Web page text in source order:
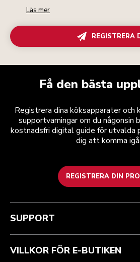
Läs mer
REGISTRERA
Få den bästa
Registrera dina köksapparater och
supportvarningar om du någonsin
kostnadsfri digital guide för utvalda
dig att komma
REGISTRERA DIN
Health Check
Spåra din beställning
Garanti och dokument
Vanliga frågor
Regler och villkor
Returer och återbetalningar
Imprint
ODR
Varumärket
Hitta en butik
SUPPORT
VILLKOR FÖR E-BUTIKEN